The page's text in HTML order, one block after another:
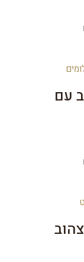
הוא:
עם
הוא: